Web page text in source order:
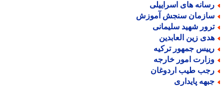
های اسراییلی
سنجش آموزش
شهید سلیمانی
زین العابدین
جمهور ترکیه
امور خارجه
طیب اردوغان
پایداری